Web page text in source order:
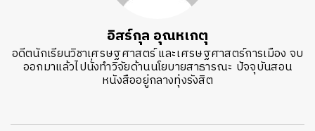
อิสร์กุล อุณหเกตุ
อดีตนักเรียนวิชาเศรษฐศาสตร์ และเศรษฐศาสตร์การเมือง จบ
ออกมาแล้วไปนั่งทำวิจัยด้านนโยบายสาธารณะ ปัจจุบันสอน
หนังสืออยู่กลางทุ่งรังสิต